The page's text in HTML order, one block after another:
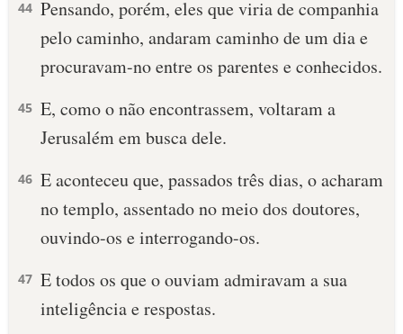
44 Pensando, porém, eles que viria de companhia
pelo caminho, andaram caminho de um dia e
procuravam-no entre os parentes e conhecidos.
45 E, como o não encontrassem, voltaram a
Jerusalém em busca dele.
46 E aconteceu que, passados três dias, o acharam
no templo, assentado no meio dos doutores,
ouvindo-os e interrogando-os.
47 E todos os que o ouviam admiravam a sua
inteligência e respostas.